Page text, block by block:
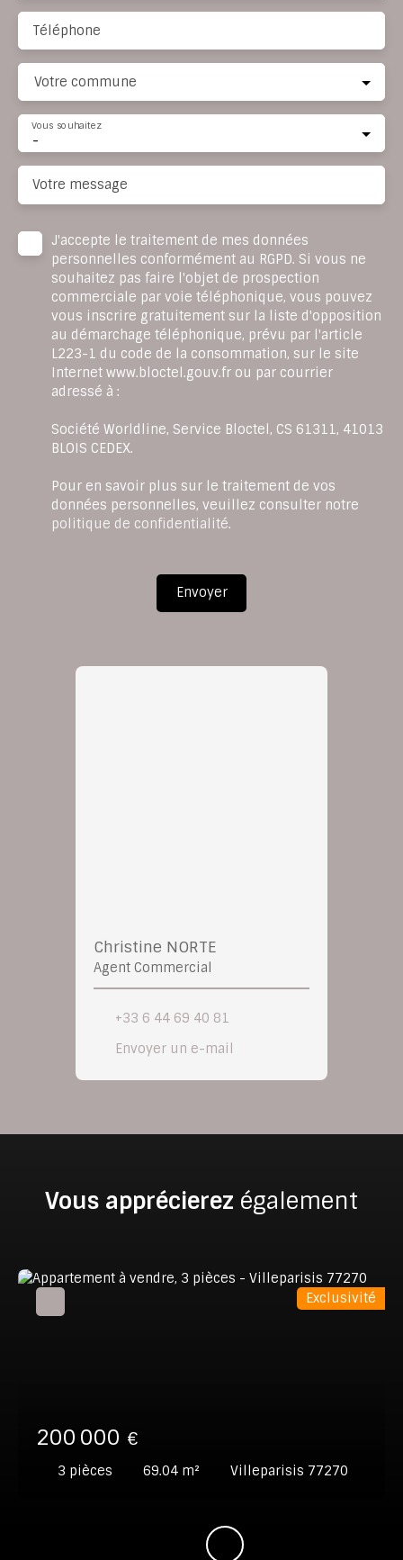
Téléphone
Votre commune
-
Vous souhaitez
Votre message
J'accepte le traitement de mes données
personnelles conformément au RGPD. Si vous ne
souhaitez pas faire l'objet de prospection
commerciale par voie téléphonique, vous pouvez
vous inscrire gratuitement sur la liste d'opposition
au démarchage téléphonique, prévu par l'article
L223-1 du code de la consommation, sur le site
Internet www.bloctel.gouv.fr ou par courrier
adressé à :
Société Worldline, Service Bloctel, CS 61311, 41013
BLOIS CEDEX.
Pour en savoir plus sur le traitement de vos
données personnelles, veuillez consulter notre
politique de confidentialité.
Envoyer
Christine NORTE
Agent Commercial
+33 6 44 69 40 81
Envoyer un e-mail
Vous apprécierez également
200 000 €
3 pièces 69.04 m² Villeparisis 77270
Exclusivité